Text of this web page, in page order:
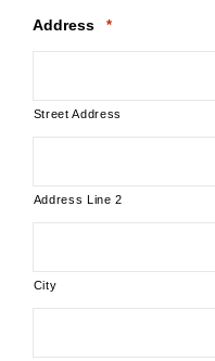
Address *
Street Address
Address Line 2
City